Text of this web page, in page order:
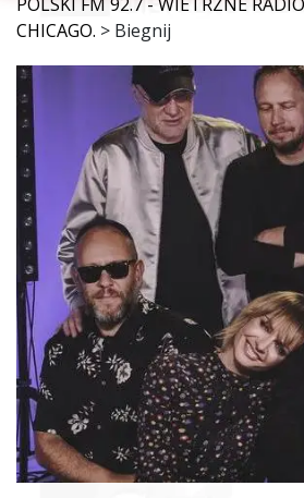
CHICAGO. > Biegnij